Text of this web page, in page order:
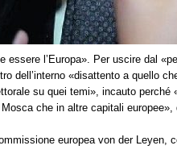
essere l’Europa». Per uscire dal
dell’interno «disattento a quello
su quei temi», incauto
che in altre capitali
europea von der Leyen,